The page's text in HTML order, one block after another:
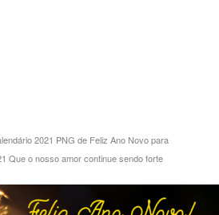
2021 PNG de Feliz Ano Novo para
Que o nosso amor continue sendo forte